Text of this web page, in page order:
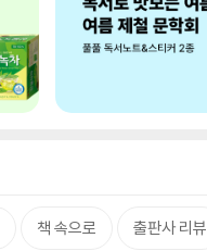
책 속으로 출판사 리뷰